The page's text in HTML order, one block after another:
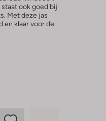
ook goed bij
Met deze jas
en klaar voor de